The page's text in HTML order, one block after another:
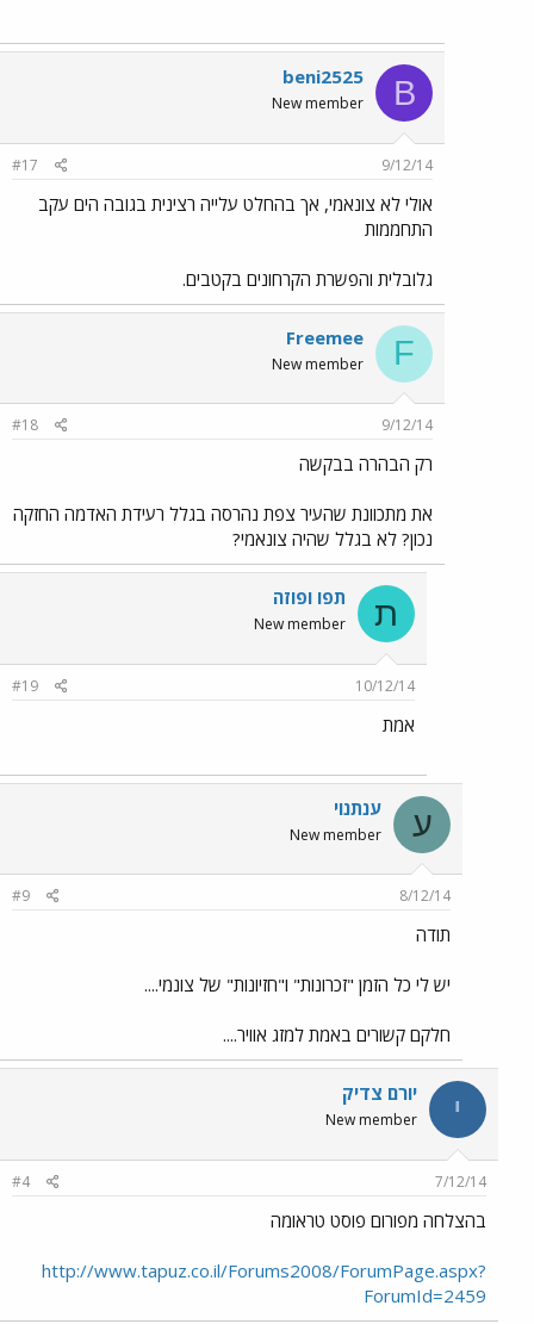
B
beni2525
New member
9/12/14
#17
אולי לא צונאמי, אך בהחלט עלייה רצינית בגובה הים עקב
התחממות
גלובלית והפשרת הקרחונים בקטבים.
F
Freemee
New member
9/12/14
#18
רק הבהרה בבקשה
את מתכוונת שהעיר צפת נהרסה בגלל רעידת האדמה החזקה
נכון? לא בגלל שהיה צונאמי?
ת תפו ופוזה
New member
10/12/14
#19
אמת
ע ענתנוי
New member
8/12/14
#9
תודה
יש לי כל הזמן "זכרונות" ו"חזיונות" של צונמי....
חלקם קשורים באמת למזג אוויר....
י יורם צדיק
New member
7/12/14
#4
בהצלחה מפורום פוסט טראומה
http://www.tapuz.co.il/Forums2008/ForumPage.aspx?
ForumId=2459